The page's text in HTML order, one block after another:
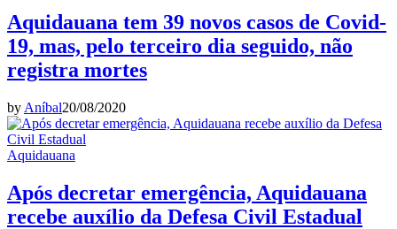
Aquidauana tem 39 novos casos de Covid-
19, mas, pelo terceiro dia seguido, não
registra mortes
by Aníbal20/08/2020
Aquidauana
Após decretar emergência, Aquidauana
recebe auxílio da Defesa Civil Estadual